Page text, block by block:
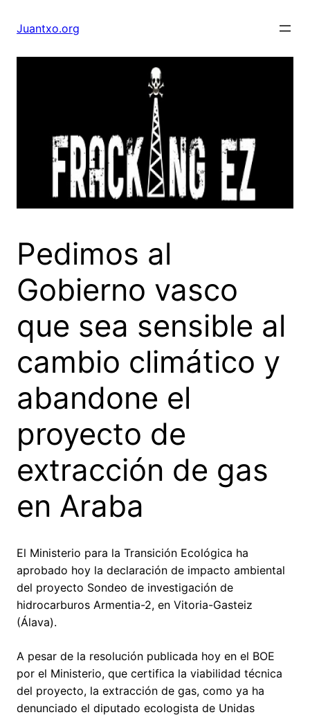
Juantxo.org
Pedimos al
Gobierno vasco
que sea sensible al
cambio climático y
abandone el
proyecto de
extracción de gas
en Araba
El Ministerio para la Transición Ecológica ha
aprobado hoy la declaración de impacto ambiental
del proyecto Sondeo de investigación de
hidrocarburos Armentia-2, en Vitoria-Gasteiz
(Álava).
A pesar de la resolución publicada hoy en el BOE
por el Ministerio, que certifica la viabilidad técnica
del proyecto, la extracción de gas, como ya ha
denunciado el diputado ecologista de Unidas